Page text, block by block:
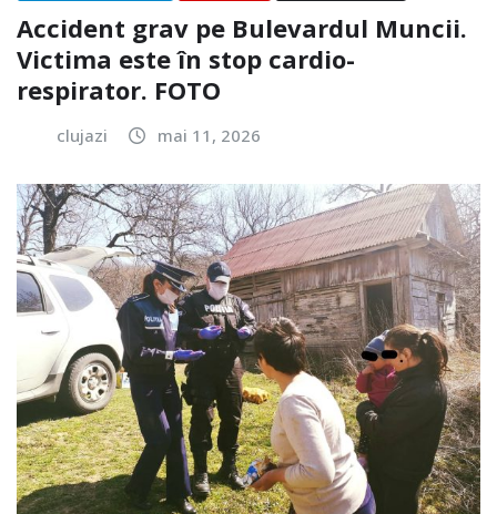
Accident grav pe Bulevardul Muncii.
Victima este în stop cardio-
respirator. FOTO
clujazi mai 11, 2026